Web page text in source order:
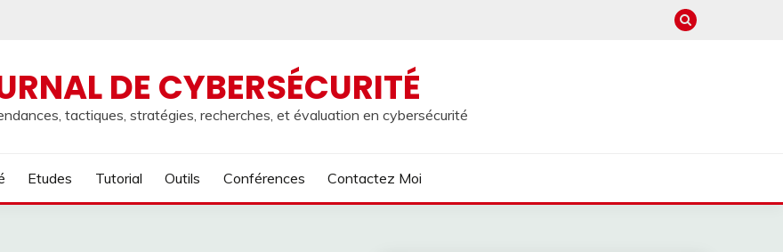
DE CYBERSÉCURITÉ
tactiques, stratégies, recherches, et évaluation en cybersécurité
Etudes Tutorial Outils Conférences Contactez Moi